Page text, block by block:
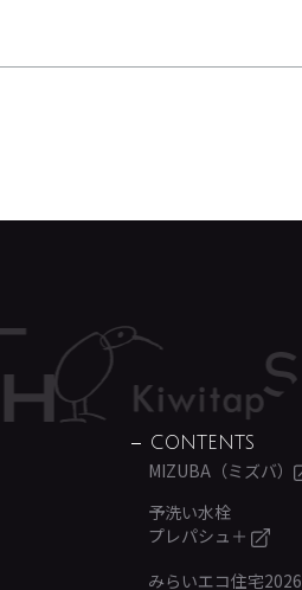
CONTENTS
MIZUBA（ミズバ）
予洗い水栓
プレパシュ＋
みらいエコ住宅2026